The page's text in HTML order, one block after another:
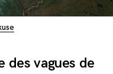
des vagues de